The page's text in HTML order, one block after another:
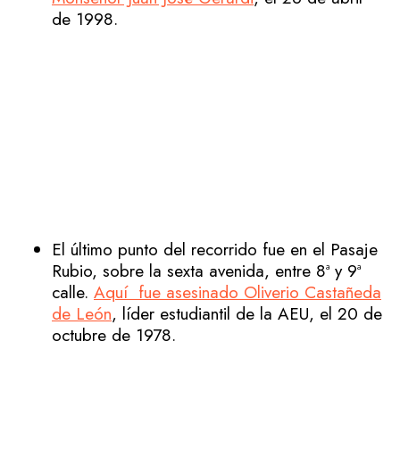
de 1998.
El último punto del recorrido fue en el Pasaje
Rubio, sobre la sexta avenida, entre 8ª y 9ª
calle. Aquí fue asesinado Oliverio Castañeda
de León, líder estudiantil de la AEU, el 20 de
octubre de 1978.